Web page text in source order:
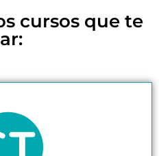
cursos que te